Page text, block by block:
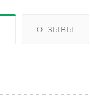
ОТЗЫВЫ